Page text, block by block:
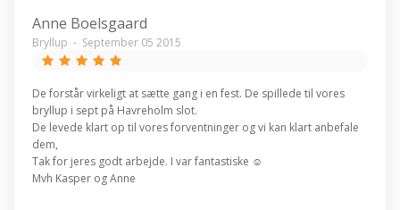
Anne Boelsgaard
Bryllup - September 05 2015
De forstår virkeligt at sætte gang i en fest. De spillede til vores
bryllup i sept på Havreholm slot.
De levede klart op til vores forventninger og vi kan klart anbefale
dem,
Tak for jeres godt arbejde. I var fantastiske ☺️
Mvh Kasper og Anne